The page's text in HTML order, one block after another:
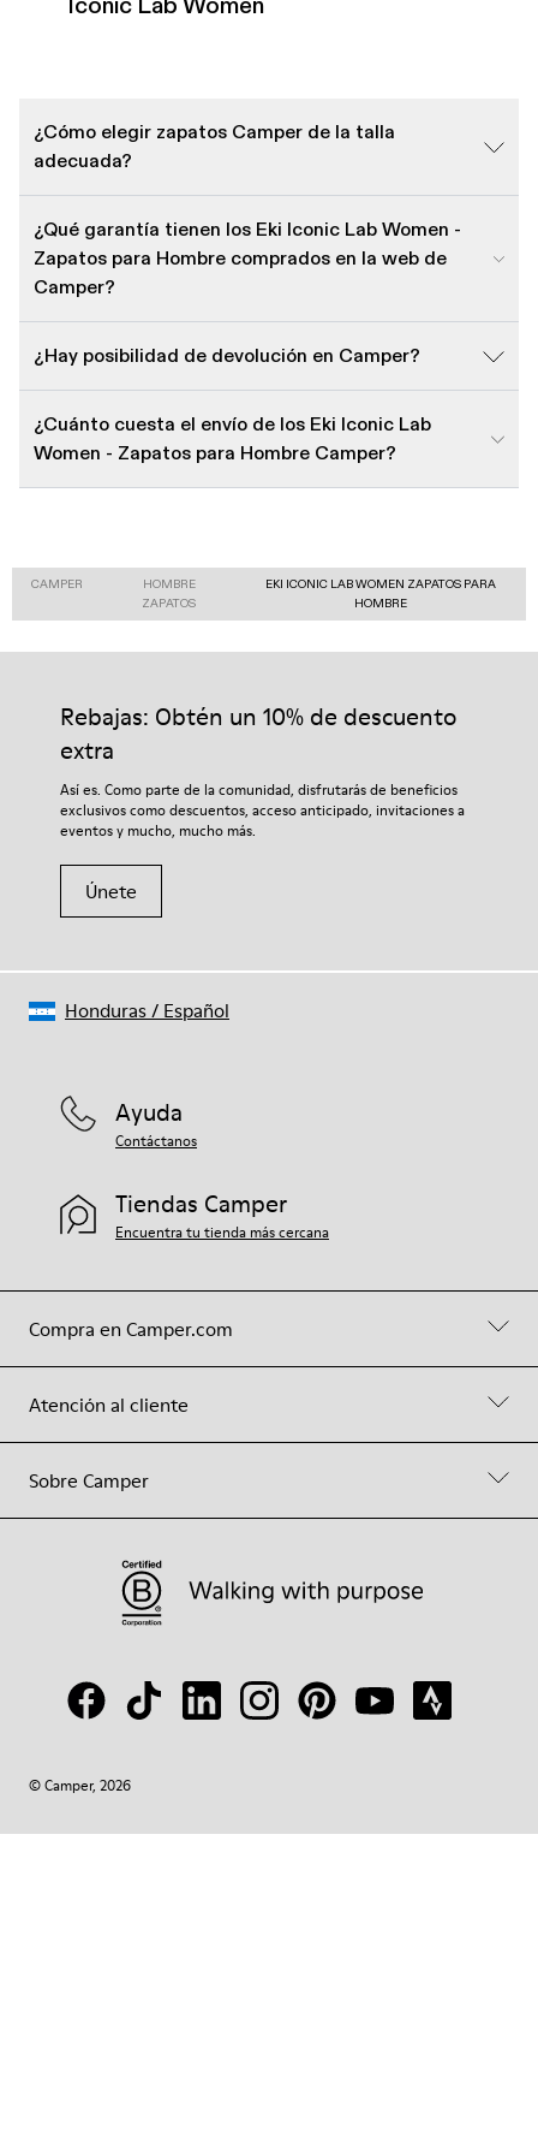
¿Cómo elegir zapatos Camper de la talla
adecuada?
¿Qué garantía tienen los Eki Iconic Lab Women -
Zapatos para Hombre comprados en la web de
Camper?
¿Hay posibilidad de devolución en Camper?
¿Cuánto cuesta el envío de los Eki Iconic Lab
Women - Zapatos para Hombre Camper?
CAMPER
HOMBRE
ZAPATOS
EKI ICONIC LAB WOMEN ZAPATOS PARA
HOMBRE
Rebajas: Obtén un 10% de descuento
extra
Así es. Como parte de la comunidad, disfrutarás de beneficios
exclusivos como descuentos, acceso anticipado, invitaciones a
eventos y mucho, mucho más.
Únete
Compra en Camper.com
Atención al cliente
Sobre Camper
Ayuda
Contáctanos
Tiendas Camper
Encuentra tu tienda más cercana
© Camper, 2026
Honduras/ Español